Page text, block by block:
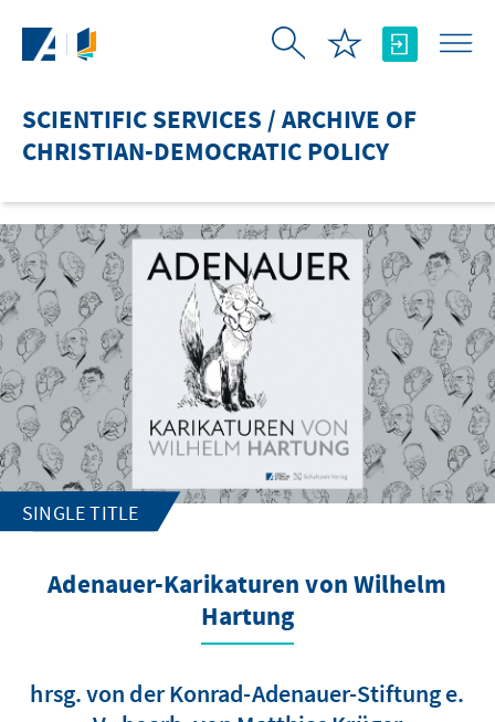
SCIENTIFIC SERVICES / ARCHIVE OF
CHRISTIAN-DEMOCRATIC POLICY
SINGLE TITLE
Adenauer-Karikaturen von Wilhelm
Hartung
hrsg. von der Konrad-Adenauer-Stiftung e.